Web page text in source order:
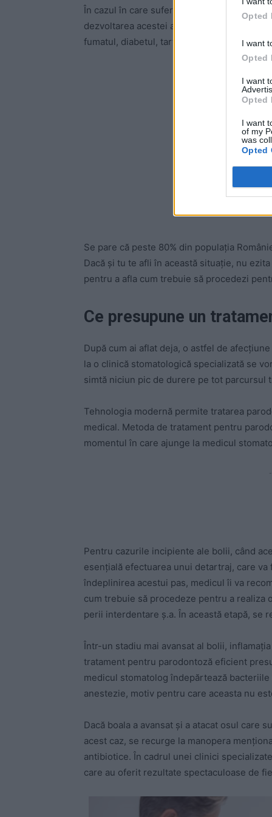
Opted
I want
Opted
I want
Opted
I want
of my
was
Opted
În cazul în care suferi o boală parodontală,
dezvoltarea acestei afecțiuni. Printre
fumatul, diabetul, tartrul în exces, spațiul
Se pare că peste 80% din populația
Dacă și tu te afli în această situație, nu
pentru a afla cum trebuie să procedezi
Ce presupune un
După cum ai aflat deja, o astfel de
la o clinică stomatologică specializată se
simtă niciun pic de durere pe tot parcursul
Tehnologia modernă permite tratarea
medical. Metoda de tratament pentru
momentul în care ajunge la medicul
Pentru cazurile incipiente ale bolii, când
esențială efectuarea unui detartraj, care
îndeplinirea acestui pas, medicul îi va
cum trebuie să procedeze pentru a realiza
perii interdentare ș.a. În această etapă, se
Într-un stadiu mai avansat al bolii,
tratament pentru parodontoză eficient
medicul stomatolog îndepărtează
anestezie, motiv pentru care aceasta nu
Dacă boala a avansat și a atacat osul care
acest caz, se recurge la manopera
antibiotice. În cadrul unei clinici
care au oferit rezultate spectaculoase de